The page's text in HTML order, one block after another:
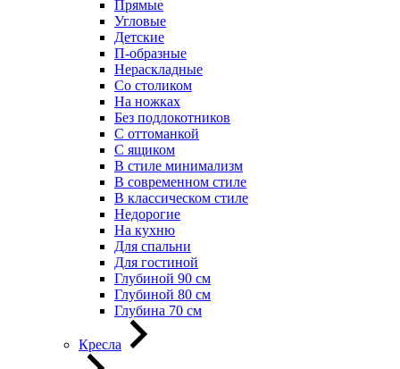
Прямые
Угловые
Детские
П-образные
Нераскладные
Со столиком
На ножках
Без подлокотников
С оттоманкой
С ящиком
В стиле минимализм
В современном стиле
В классическом стиле
Недорогие
На кухню
Для спальни
Для гостиной
Глубиной 90 см
Глубиной 80 см
Глубина 70 см
Кресла